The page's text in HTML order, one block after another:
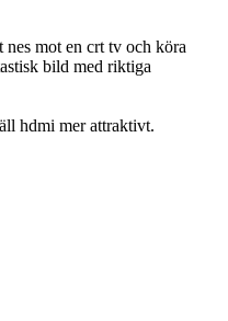
mot en crt tv och köra
bild med riktiga
hdmi mer attraktivt.